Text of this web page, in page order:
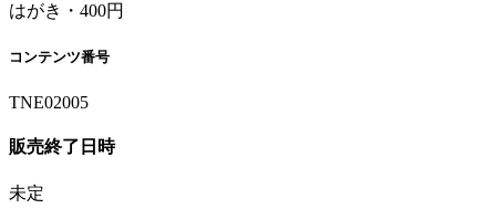
はがき・400円
コンテンツ番号
TNE02005
販売終了日時
未定